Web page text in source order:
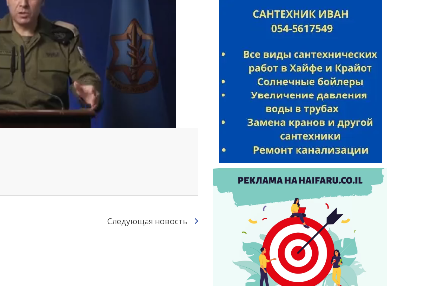
Следующая новость